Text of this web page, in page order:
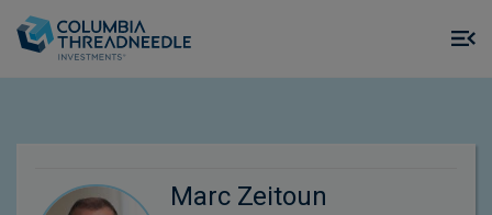
Marc Zeitoun